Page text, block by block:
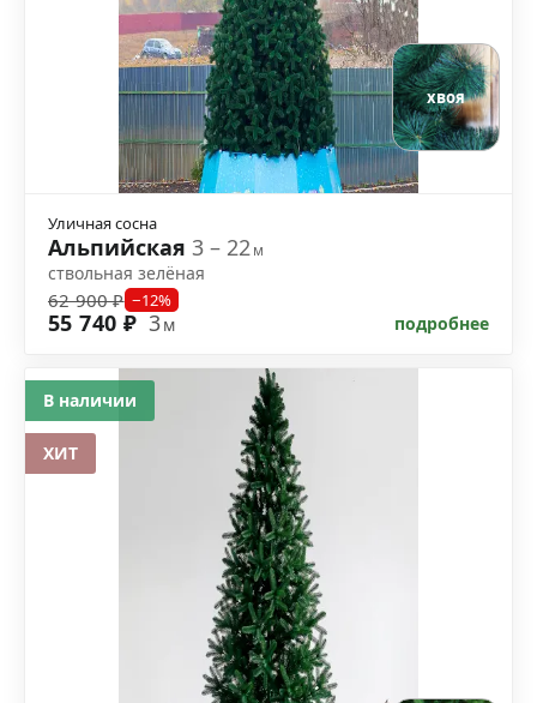
хвоя
Уличная сосна
Альпийская 3 – 22м
ствольная зелёная
62 900 ₽ −12%
55 740 ₽ 3м подробнее
В наличии
ХИТ